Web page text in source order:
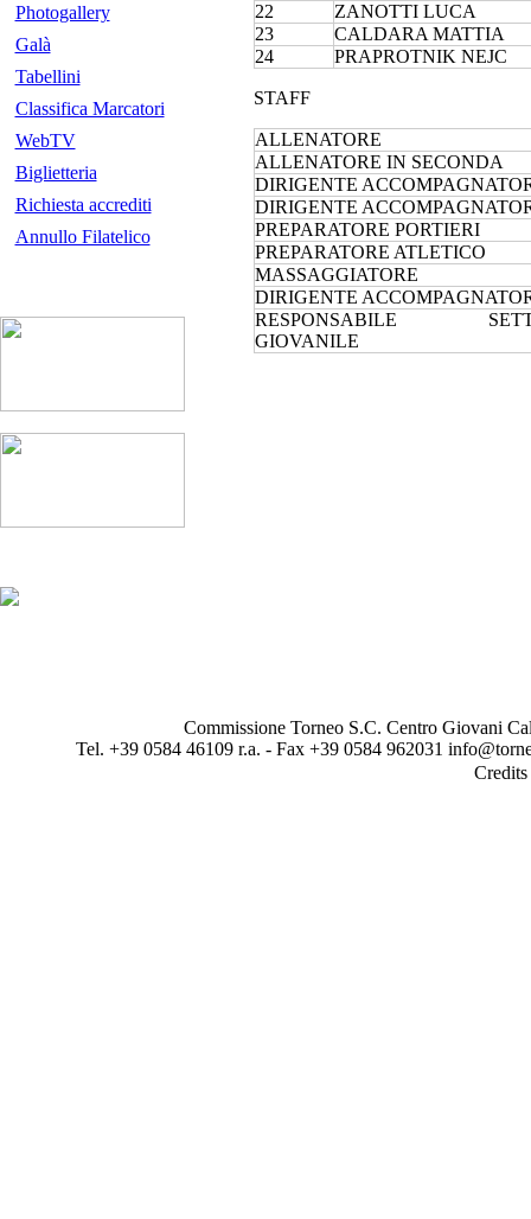
Photogallery
Galà
Tabellini
Classifica Marcatori
WebTV
Biglietteria
Richiesta accrediti
Annullo Filatelico
22
ZANOTTI LUCA
23
CALDARA MATTIA
24
PRAPROTNIK NEJC
STAFF
ALLENATORE
ALLENATORE IN SECONDA
DIRIGENTE
DIRIGENTE
PREPARATORE PORTIERI
PREPARATORE ATLETICO
MASSAGGIATORE
DIRIGENTE
RESPONSABILE
GIOVANILE
Commissione Torneo S.C. Centro Giovani
Tel. +39 0584 46109 r.a. - Fax +39 0584 962031
Credits